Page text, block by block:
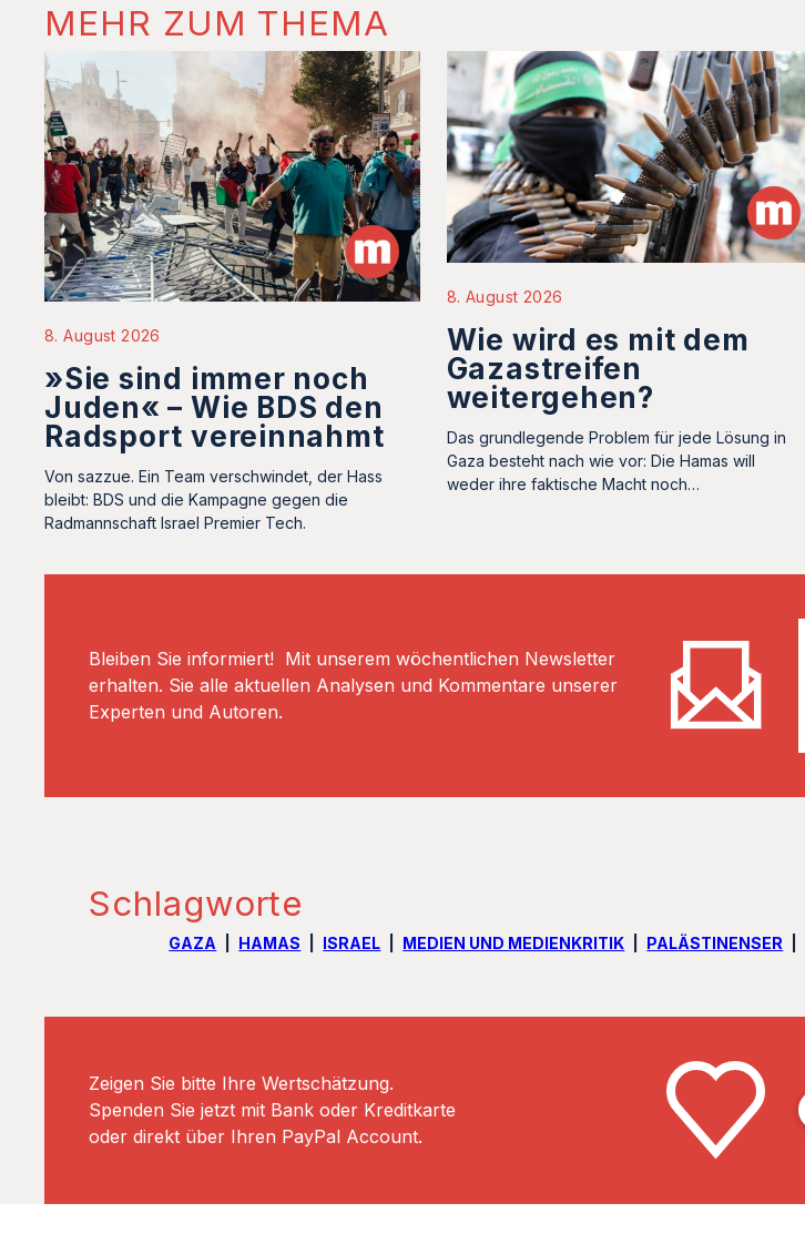
MEHR ZUM THEMA
8. August 2026
»Sie sind immer noch
Juden« – Wie BDS den
Radsport vereinnahmt
Von sazzue. Ein Team verschwindet, der Hass
bleibt: BDS und die Kampagne gegen die
Radmannschaft Israel Premier Tech.
8. August 2026
Wie wird es mit dem
Gazastreifen
weitergehen?
Das grundlegende Problem für jede Lösung in
Gaza besteht nach wie vor: Die Hamas will
weder ihre faktische Macht noch…
Bleiben Sie informiert! Mit unserem wöchentlichen Newsletter
erhalten. Sie alle aktuellen Analysen und Kommentare unserer
Experten und Autoren.
Schlagworte
GAZA HAMAS ISRAEL MEDIEN UND MEDIENKRITIK PALÄSTINENSER
Zeigen Sie bitte Ihre Wertschätzung.
Spenden Sie jetzt mit Bank oder Kreditkarte
oder direkt über Ihren PayPal Account.